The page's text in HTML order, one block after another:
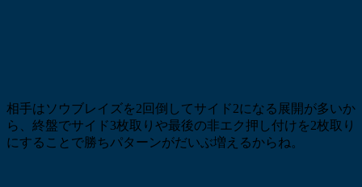
相手はソウブレイズを2回倒してサイド2になる展開が多いか
ら、終盤でサイド3枚取りや最後の非エク押し付けを2枚取り
にすることで勝ちパターンがだいぶ増えるからね。